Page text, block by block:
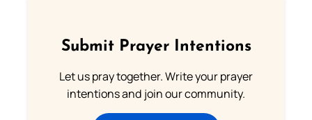
Submit Prayer Intentions
Let us pray together. Write your prayer
intentions and join our community.